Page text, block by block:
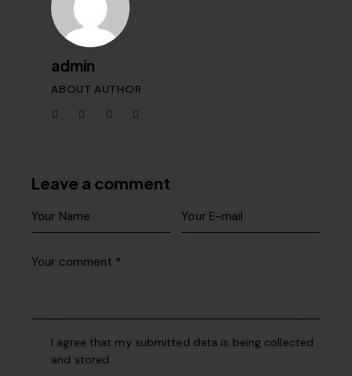
admin
ABOUT AUTHOR
Leave a comment
I agree that my submitted data is being collected
and stored.